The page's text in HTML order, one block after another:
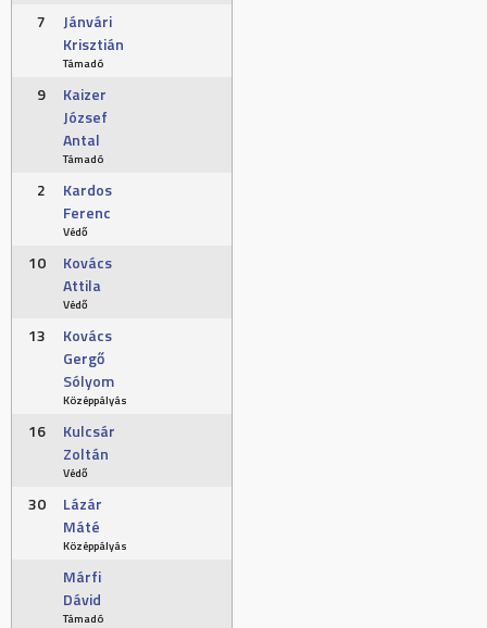
7
Jánvári
Krisztián
Támadó
9
Kaizer
József
Antal
Támadó
2
Kardos
Ferenc
Védő
10
Kovács
Attila
Védő
13
Kovács
Gergő
Sólyom
Középpályás
16
Kulcsár
Zoltán
Védő
30
Lázár
Máté
Középpályás
Márfi
Dávid
Támadó